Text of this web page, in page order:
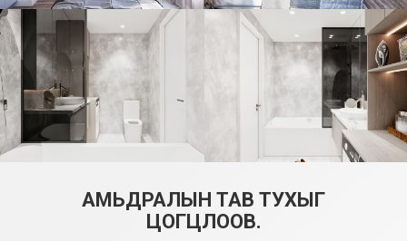
АМЬДРАЛЫН ТАВ ТУХЫГ
ЦОГЦЛООВ.